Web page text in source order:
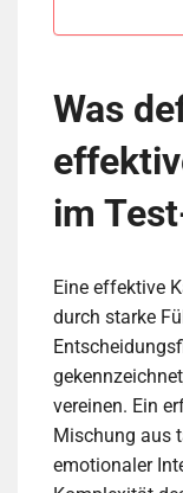
Was
im
Eine effektive
durch starke
vereinen. Ein
Mischung aus
emotionaler